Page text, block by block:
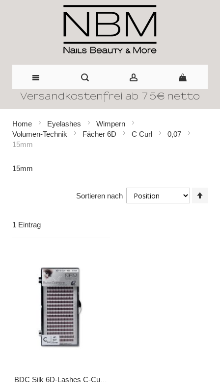
Direkt
Inhalt
Versandkostenfrei ab 75€ netto
Home Eyelashes
Wimpern
Volumen-Technik
Fächer 6D C Curl
0,07
15mm
15mm
1 Eintrag
Sortieren nach
BDC Silk 6D-Lashes C-Curl 0,07 15 mm